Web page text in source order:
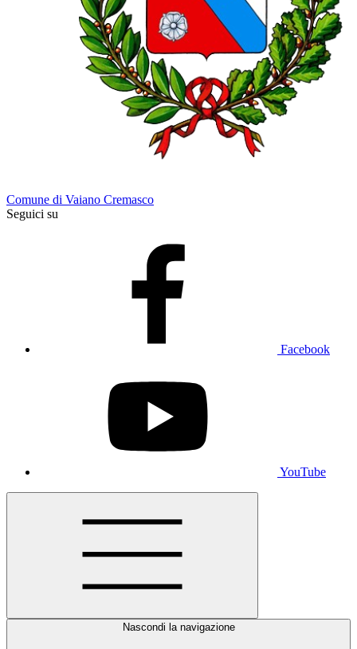
Comune di Vaiano Cremasco
Seguici su
Facebook
YouTube
Nascondi la navigazione